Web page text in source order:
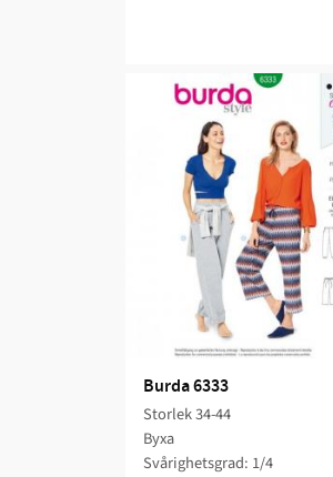
Burda 6333
Storlek 34-44
Byxa
Svårighetsgrad: 1/4